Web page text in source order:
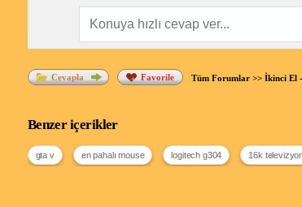
Cevapla Favorile Tüm Forumlar>> İkinci El
Benzer içerikler
gta v en pahalı mouse logitech g304 16k